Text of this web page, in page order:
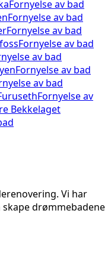
Fornyelse av bad
Fornyelse av bad
Fornyelse av bad
Fornyelse av bad
av bad
Fornyelse av bad
av bad
Fornyelse av
Bekkelaget
Vi har
drømmebadene